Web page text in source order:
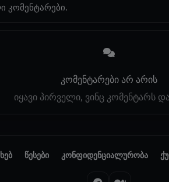
კომენტარები.
კომენტარები არ არის
იყავი პირველი, ვინც კომენტარს
წესები კონფიდენციალურობა